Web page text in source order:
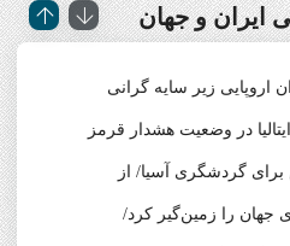
ایران و جهان
اروپایی زیر سایه گرانی
در مسیرهای هوایی
در وضعیت هشدار قرمز
بی‌سابقه، گردشگری و
تحت فشار قرار داد
برای گردشگری آسیا/ از
از جنگ خلیج‌فارس تا
جهان را زمین‌گیر کرد/